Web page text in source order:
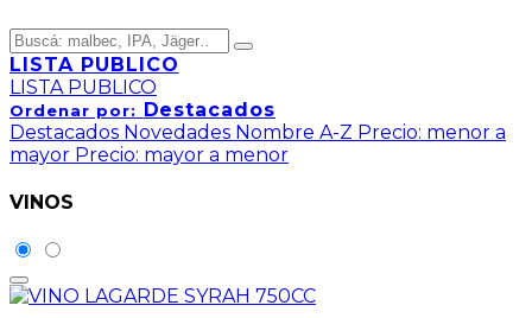
LISTA PUBLICO
LISTA PUBLICO
Ordenar por: Destacados
Destacados Novedades Nombre A-Z Precio: menor a
mayor Precio: mayor a menor
VINOS